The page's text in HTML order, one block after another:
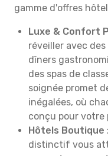
gamme d'offres
Luxe & Confort
réveiller avec
dîners
des spas de
soignée promet
inégalées, où
conçu pour votre
Hôtels Boutique :
distinctif vous